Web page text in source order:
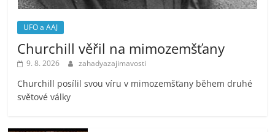
UFO a AAJ
Churchill věřil na mimozemšťany
9. 8. 2026 zahadyazajimavosti
Churchill posílil svou víru v mimozemšťany během druhé
světové války